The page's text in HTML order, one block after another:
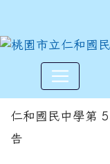
仁和國中
仁和國民中學第
告